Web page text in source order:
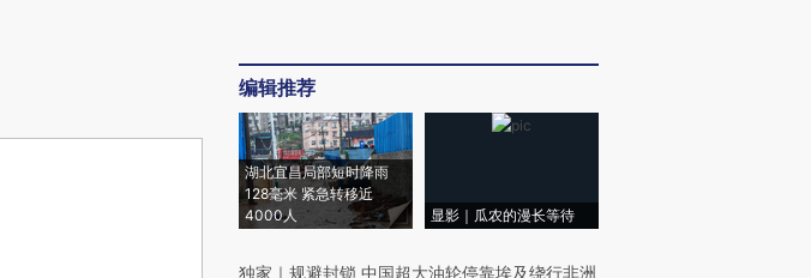
编辑推荐
湖北宜昌局部短时降雨
128毫米 紧急转移近
4000人
显影｜瓜农的漫长等待
独家 ｜ 规避封锁 中国超大油轮停靠埃及绕行非洲